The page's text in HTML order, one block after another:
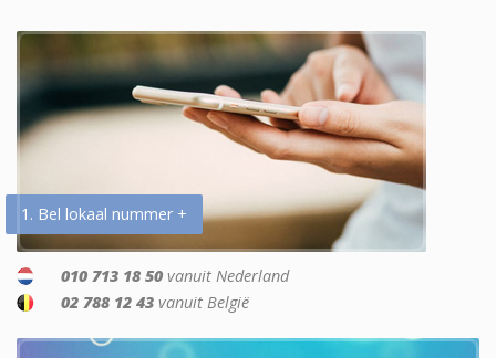
1. Bel lokaal nummer +
010 713 18 50 vanuit Nederland
02 788 12 43 vanuit België